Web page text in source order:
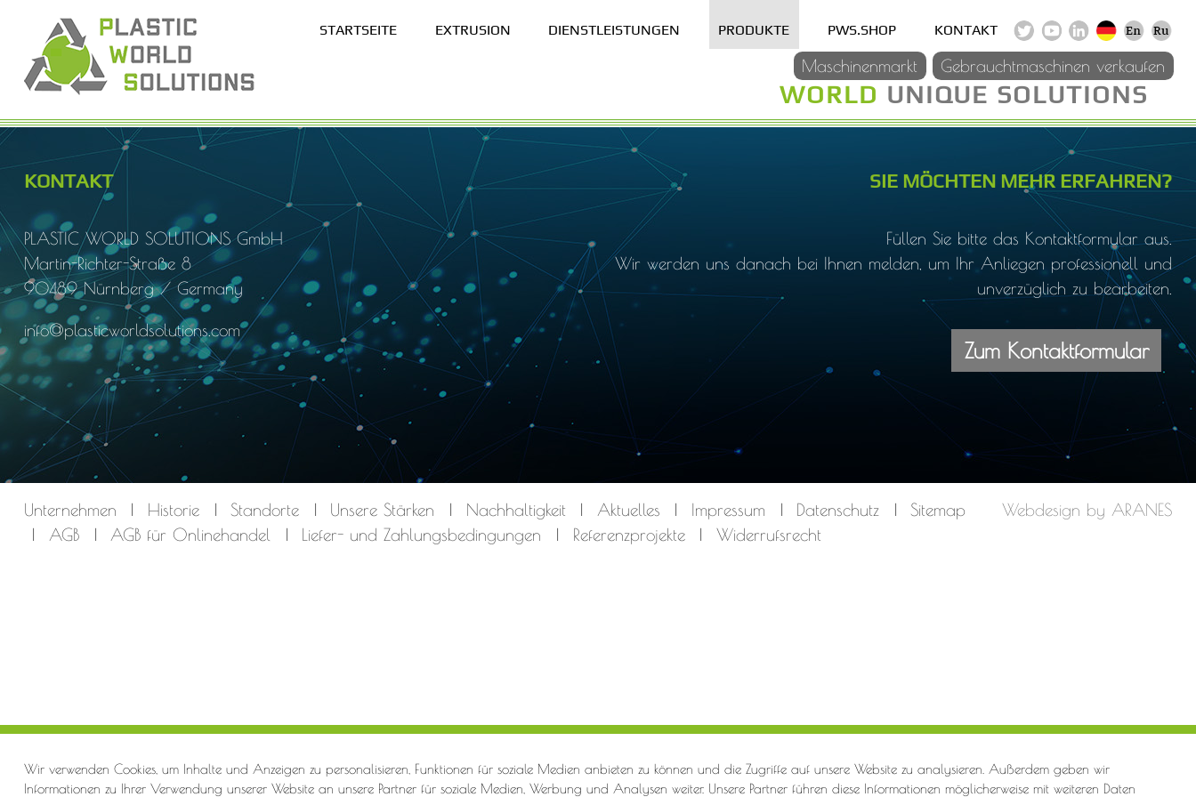
STARTSEITE EXTRUSION DIENSTLEISTUNGEN PRODUKTE PWS.SHOP KONTAKT
Maschinenmarkt Gebrauchtmaschinen verkaufen
WORLD UNIQUE SOLUTIONS
KONTAKT
PLASTIC WORLD SOLUTIONSGmbH
Martin-Richter-Straße 8
90489 Nürnberg / Germany
info@plasticworldsolutions.com
SIE MÖCHTEN MEHR ERFAHREN?
Füllen Sie bitte das Kontaktformular aus.
Wir werden uns danach bei Ihnen melden, um Ihr Anliegen professionell und
unverzüglich zu bearbeiten.
Zum Kontaktformular
Webdesign by ARANES
Unternehmen Historie Standorte Unsere Stärken Nachhaltigkeit Aktuelles Impressum Datenschutz
Sitemap
AGB
AGB für Onlinehandel Liefer- und Zahlungsbedingungen Referenzprojekte Widerrufsrecht
Wir verwenden Cookies, um Inhalte und Anzeigen zu personalisieren, Funktionen für soziale Medien anbieten zu können und die Zugriffe auf unsere Website zu analysieren. Außerdem geben wir
Informationen zu Ihrer Verwendung unserer Website an unsere Partner für soziale Medien, Werbung und Analysen weiter. Unsere Partner führen diese Informationen möglicherweise mit weiteren Daten